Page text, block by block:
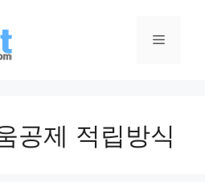
Menu
공제 적립방식